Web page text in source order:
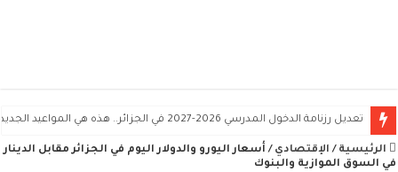
تعديل رزنامة الدخول المدرسي 2026-2027 في الجزائر.. هذه هي المواعيد الجديدة
الرئيسية / الإقتصادي / أسعار اليورو والدولار اليوم في الجزائر مقابل الدينار
في السوق الموازية والبنوك